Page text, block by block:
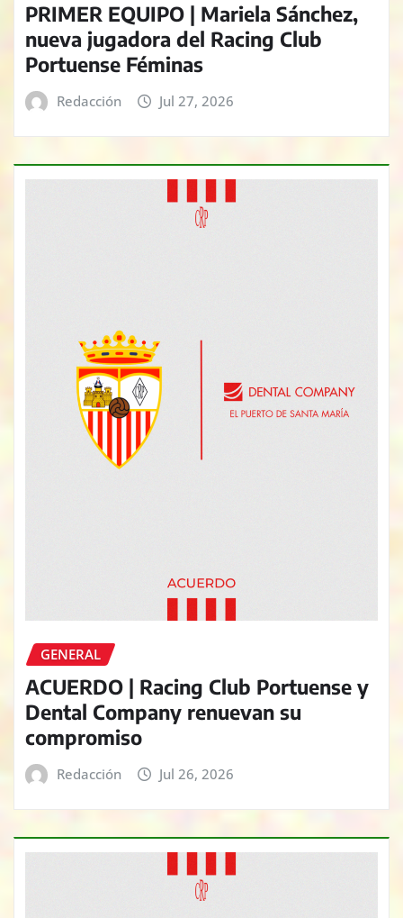
PRIMER EQUIPO | Mariela Sánchez,
nueva jugadora del Racing Club
Portuense Féminas
Redacción Jul 27, 2026
GENERAL
ACUERDO | Racing Club Portuense y
Dental Company renuevan su
compromiso
Redacción Jul 26, 2026